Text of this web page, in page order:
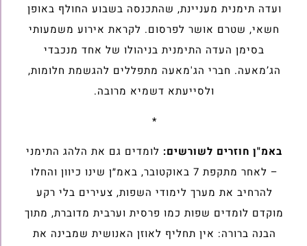
ועדה תימנית מעניינת, שהתכנסה בשבוע החולף באופן
חשאי, שטרם אושר לפרסום. לקראת אירוע משמעותי
בסימן העדה התימנית בניהולו של אחד מנכבדי
הג’מאעה. חברי הג'מאעה מתפללים להגשמת חלומות,
ולסייעתא דשמיא מרובה.
*
באמ"ן חוזרים לשורשים: לומדים גם את הלהג התימני
– לאחר מתקפת 7 באוקטובר, באמ״ן שינו כיוון והחלו
להרחיב את מערך לימודי השפות, צעירים בלי רקע
מוקדם לומדים שפות כמו פרסית וערבית מדוברת, מתוך
הבנה ברורה: אין תחליף לאוזן האנושית שמבינה את